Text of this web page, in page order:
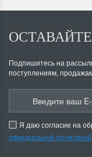
Подпишитесь на
поступлениям,
Я даю согласие на
официальной политикой